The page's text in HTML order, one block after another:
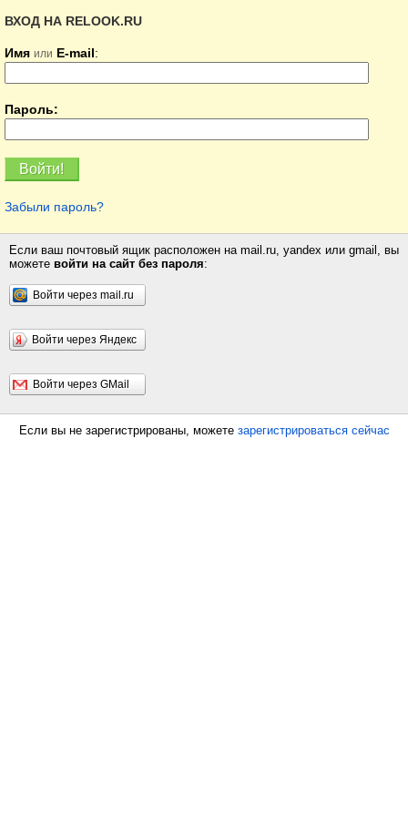
ВХОД НА RELOOK.RU
Имя или E-mail:
Пароль:
Забыли пароль?
Если ваш почтовый ящик расположен на mail.ru, yandex или gmail, вы
можете войти на сайт без пароля:
Войти через mail.ru
Войти через Яндекс
Войти через GMail
Если вы не зарегистрированы, можете зарегистрироваться сейчас